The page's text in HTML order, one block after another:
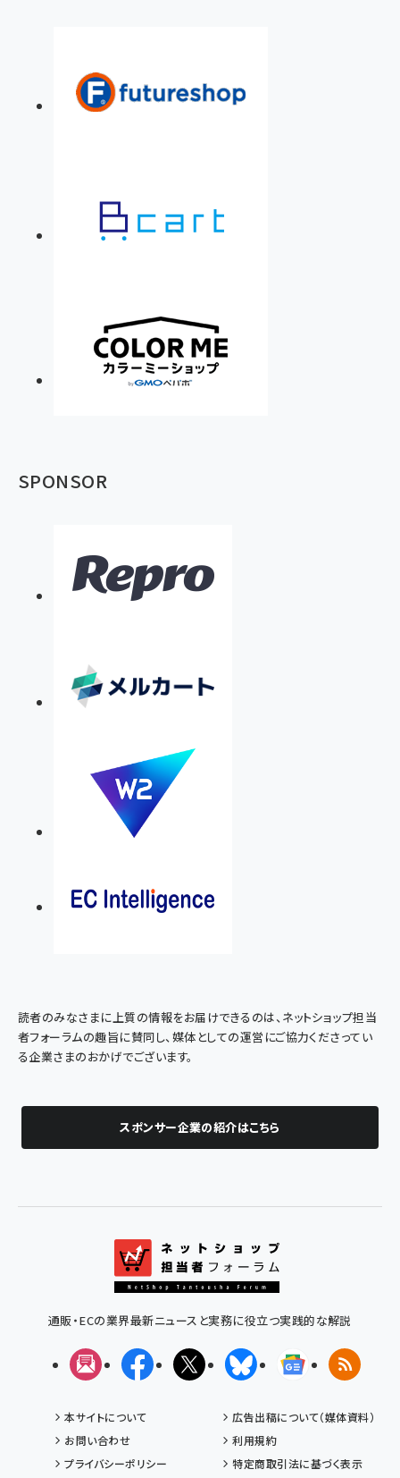
SPONSOR
読者のみなさまに上質の情報をお届けできるのは、ネットショップ担当
者フォーラムの趣旨に賛同し、媒体としての運営にご協力くださってい
る企業さまのおかげでございます。
スポンサー企業の紹介はこちら
通販・ECの業界最新ニュースと実務に役立つ実践的な解説
メルマガFacebookX(エックス)BlueskyGoogleニュ
RSS
本サイトについて
広告出稿について（媒体資料）
お問い合わせ
利用規約
プライバシーポリシー
特定商取引法に基づく表示